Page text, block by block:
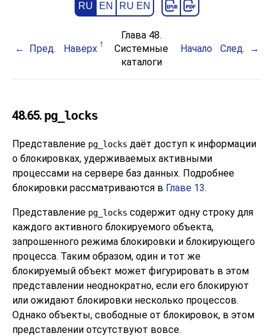
RU EN RU EN
Пред. Наверх
Глава 48.
Системные
каталоги
Начало След.
48.65. pg_locks
Представление pg_locks даёт доступ к информации
о блокировках, удерживаемых активными
процессами на сервере баз данных. Подробнее
блокировки рассматриваются в Главе 13.
Представление pg_locks содержит одну строку для
каждого активного блокируемого объекта,
запрошенного режима блокировки и блокирующего
процесса. Таким образом, один и тот же
блокируемый объект может фигурировать в этом
представлении неоднократно, если его блокируют
или ожидают блокировки несколько процессов.
Однако объекты, свободные от блокировок, в этом
представлении отсутствуют вовсе.